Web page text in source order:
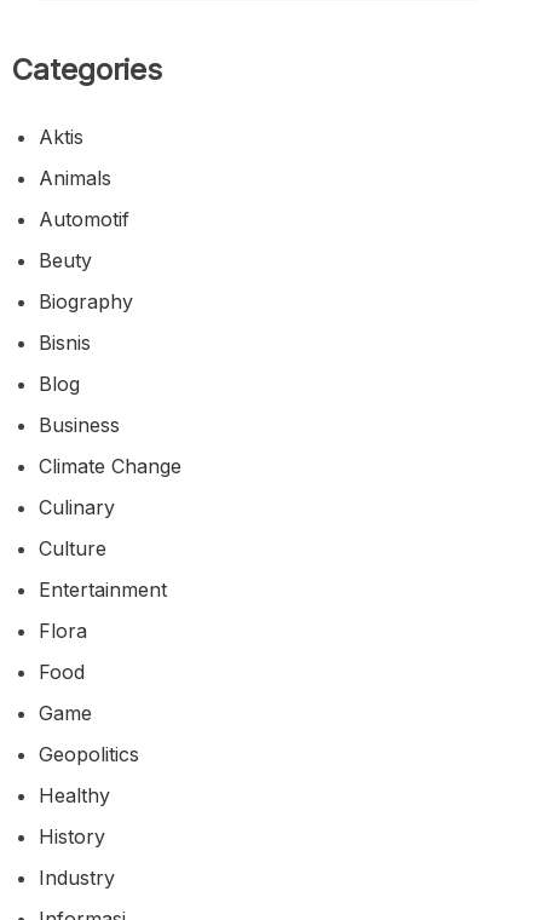
Categories
Aktis
Animals
Automotif
Beuty
Biography
Bisnis
Blog
Business
Climate Change
Culinary
Culture
Entertainment
Flora
Food
Game
Geopolitics
Healthy
History
Industry